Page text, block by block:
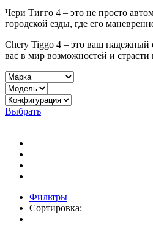
Чери Тигго 4 – это не просто
городской езды, где его
Chery Tiggo 4 – это ваш надежный
вас в мир возможностей и
Выбрать
Фильтры
Сортировка: